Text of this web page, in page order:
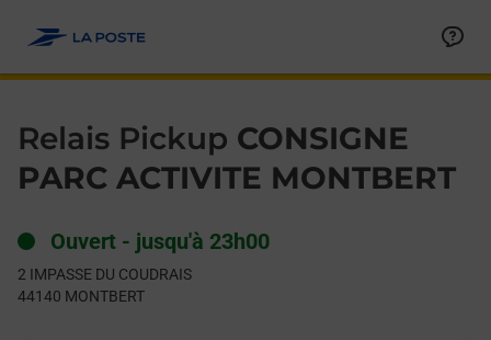
Relais Pickup CONSIGNE
PARC ACTIVITE MONTBERT
Ouvert - jusqu'à 23h00
2 IMPASSE DU COUDRAIS
44140 MONTBERT